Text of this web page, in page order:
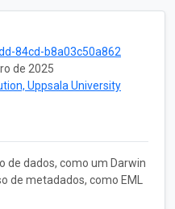
84cd-b8a03c50a862
de 2025
Uppsala University
de dados, como um Darwin
de metadados, como EML